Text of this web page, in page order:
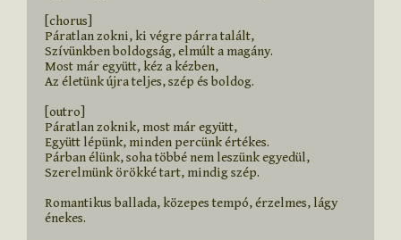
[chorus]
Páratlan zokni, ki végre párra talált,
Szívünkben boldogság, elmúlt a magány.
Most már együtt, kéz a kézben,
Az életünk újra teljes, szép és boldog.
[outro]
Páratlan zoknik, most már együtt,
Együtt lépünk, minden percünk értékes.
Párban élünk, soha többé nem leszünk egyedül,
Szerelmünk örökké tart, mindig szép.
Romantikus ballada, közepes tempó, érzelmes, lágy
énekes.